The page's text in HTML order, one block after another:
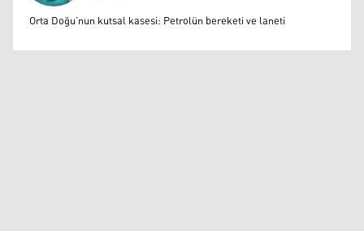
Muazzez Baktaş
Orta Doğu’nun kutsal kasesi: Petrolün bereketi ve laneti